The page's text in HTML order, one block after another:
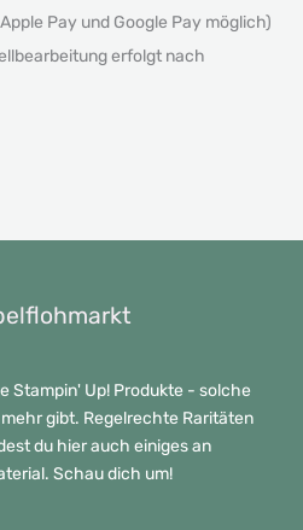
Pay und Google Pay möglich)
erfolgt nach
Stampin' Up! Produkte - solche
gibt. Regelrechte Raritäten
du hier auch einiges an
Schau dich um!